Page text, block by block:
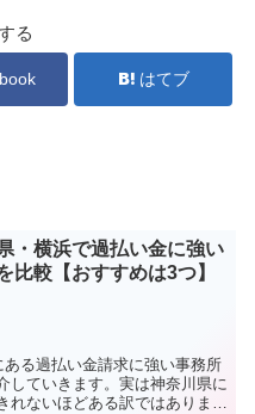
る
はてブ
・横浜で過払い金に強い
比較【おすすめは3つ】
る過払い金請求に強い事務所
していきます。実は神奈川県に
れないほどある訳ではありませ